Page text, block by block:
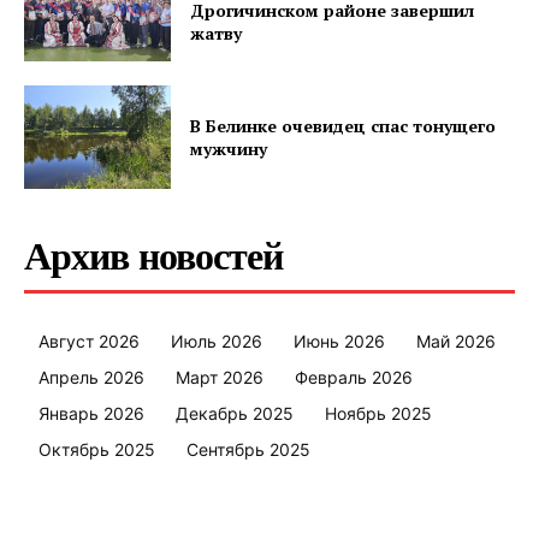
Редакция "ДВ"
Наша гісторыя
Контакты
Правила использования материалов
Электронные обращения
Дрогичинском районе завершил
жатву
В Белинке очевидец спас тонущего
мужчину
Архив новостей
Август 2026 Июль 2026 Июнь 2026
Май 2026
Апрель 2026
Март 2026
Февраль 2026
Январь 2026
Декабрь 2025
Ноябрь 2025
Октябрь 2025
Сентябрь 2025